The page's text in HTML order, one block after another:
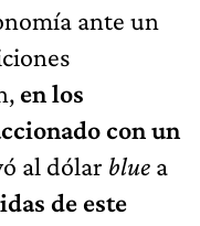
ante un
en los
con un
al dólar blue a
de este